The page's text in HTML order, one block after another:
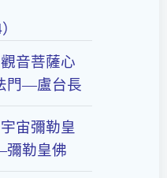
音菩薩心
門—盧台長
宙彌勒皇
勒皇佛